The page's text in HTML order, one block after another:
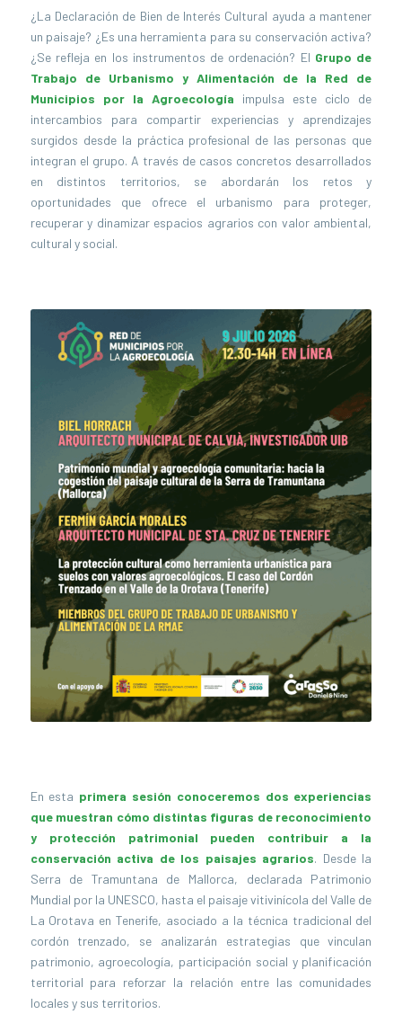
¿La Declaración de Bien de Interés Cultural ayuda a mantener
un paisaje? ¿Es una herramienta para su conservación activa?
¿Se refleja en los instrumentos de ordenación? El Grupo de
Trabajo de Urbanismo y Alimentación de la Red de
Municipios por la Agroecología impulsa este ciclo de
intercambios para compartir experiencias y aprendizajes
surgidos desde la práctica profesional de las personas que
integran el grupo. A través de casos concretos desarrollados
en distintos territorios, se abordarán los retos y
oportunidades que ofrece el urbanismo para proteger,
recuperar y dinamizar espacios agrarios con valor ambiental,
cultural y social.
En esta primera sesión conoceremos dos experiencias
que muestran cómo distintas figuras de reconocimiento
y protección patrimonial pueden contribuir a la
conservación activa de los paisajes agrarios. Desde la
Serra de Tramuntana de Mallorca, declarada Patrimonio
Mundial por la UNESCO, hasta el paisaje vitivinícola del Valle de
La Orotava en Tenerife, asociado a la técnica tradicional del
cordón trenzado, se analizarán estrategias que vinculan
patrimonio, agroecología, participación social y planificación
territorial para reforzar la relación entre las comunidades
locales y sus territorios.